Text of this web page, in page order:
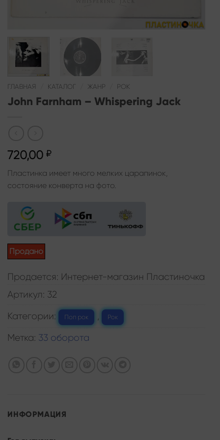
ГЛАВНАЯ КАТАЛОГ ЖАНР РОК
John Farnham – Whispering Jack
720,00 ₽
Пластинка имеет много мелких царапинок,
состояние конверта на фото.
Продано
Продается: Интернет-магазин Пластиночка
Артикул: 32
Категории:
Поп рок , Рок
Метка: 33 оборота
ИНФОРМАЦИЯ